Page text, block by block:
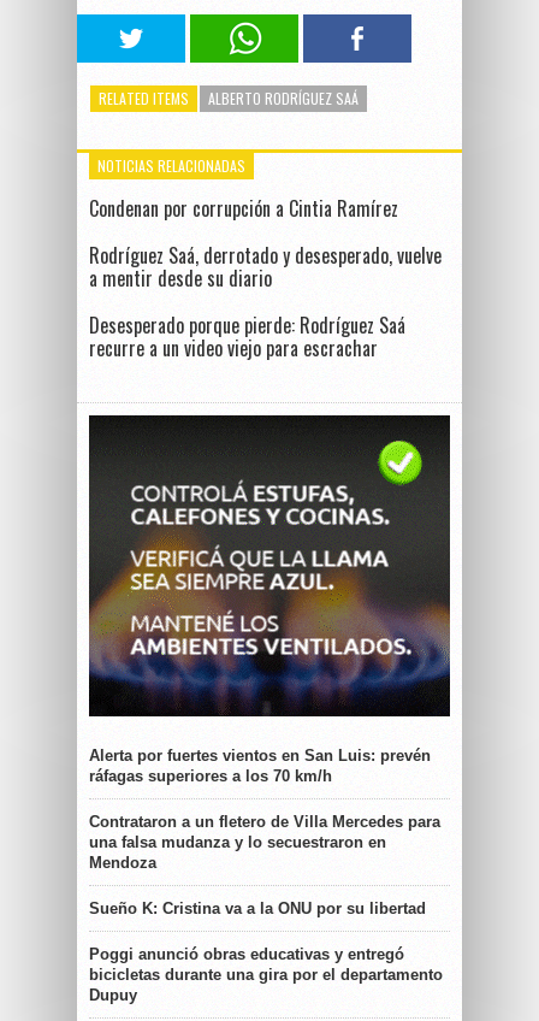
RELATED ITEMS ALBERTO RODRÍGUEZ SAÁ
NOTICIAS RELACIONADAS
Condenan por corrupción a Cintia Ramírez
Rodríguez Saá, derrotado y desesperado, vuelve
a mentir desde su diario
Desesperado porque pierde: Rodríguez Saá
recurre a un video viejo para escrachar
Alerta por fuertes vientos en San Luis: prevén
ráfagas superiores a los 70 km/h
Contrataron a un fletero de Villa Mercedes para
una falsa mudanza y lo secuestraron en
Mendoza
Sueño K: Cristina va a la ONU por su libertad
Poggi anunció obras educativas y entregó
bicicletas durante una gira por el departamento
Dupuy